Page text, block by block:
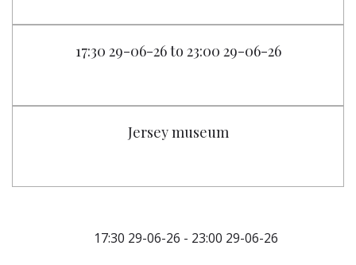
17:30 29-06-26 to 23:00 29-06-26
Jersey museum
17:30 29-06-26 - 23:00 29-06-26